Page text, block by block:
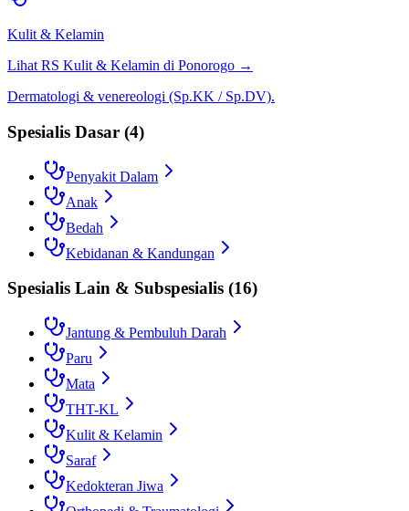
Kulit & Kelamin
Lihat RS Kulit & Kelamin di Ponorogo →
Dermatologi & venereologi (Sp.KK / Sp.DV).
Spesialis Dasar (4)
Penyakit Dalam
Anak
Bedah
Kebidanan & Kandungan
Spesialis Lain & Subspesialis (16)
Jantung & Pembuluh Darah
Paru
Mata
THT-KL
Kulit & Kelamin
Saraf
Kedokteran Jiwa